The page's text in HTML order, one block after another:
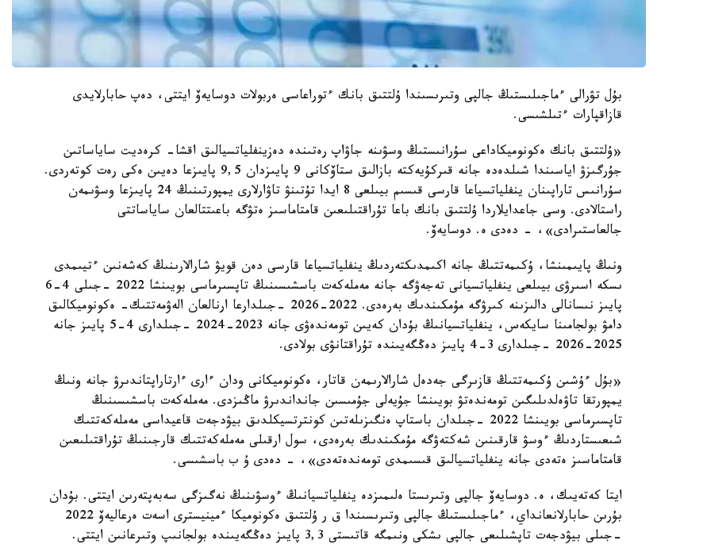
بۇل تۋرالى ءماجىلىستىڭ جالپى وتىرىسىندا ۇلتتىق بانك ءتوراعاسى ەربولات دوسايەۆ ايتتى، دەپ حابارلايدى
قازاقپارات ءتىلشىسى.
«ۇلتتىق بانك ەكونوميكاداعى سۇرانىستىڭ وسۋىنە جاۋاپ رەتىندە دەزينفلياتسيالىق اقشا- كرەديت ساياساتىن
جۇرگىزۋ اياسىندا شىلدەدە جانە قىركۇيەكتە بازالىق ستاۆكانى 9 پايىزدان 9,5 پايىزعا دەيىن ەكى رەت كوتەردى.
سۇرانىس تاراپىنان ينفلياتسياعا قارسى قىسىم بيىلعى 8 ايدا تۇتىنۋ تاۋارلارى يمپورتىنىڭ 24 پايىزعا وسۋىمەن
راستالادى. وسى جاعدايلاردا ۇلتتىق بانك باعا تۇراقتىلىعىن قامتاماسىز ەتۋگە باعىتتالعان ساياساتتى
جالعاستىرادى»، - دەدى ە. دوسايەۆ.
ونىڭ پايىمىنشا، ۇكىمەتتىڭ جانە اكىمدىكتەردىڭ ينفلياتسياعا قارسى دەن قويۋ شارالارىنىڭ كەشەنىن ءتيىمدى
ىسكە اسىرۋى بيىلعى ينفلياتسيانى تەجەۋگە جانە مەملەكەت باسشىسىنىڭ تاپسىرماسى بويىنشا 2022 -جىلى 4-6
پايىز نىسانالى دالىزىنە كىرۋگە مۇمكىندىك بەرەدى. 2022-2026 -جىلدارعا ارنالعان الەۋمەتتىك- ەكونوميكالىق
دامۋ بولجامىنا سايكەس، ينفلياتسيانىڭ بۇدان كەيىن تومەندەۋى جانە 2023-2024 -جىلدارى 4-5 پايىز جانە
2025-2026 -جىلدارى 3-4 پايىز دەڭگەيىندە تۇراقتانۋى بولادى.
«بۇل ءۇشىن ۇكىمەتتىڭ قازىرگى جەدەل شارالارىمەن قاتار، ەكونوميكانى ودان ءارى ءارتاراپتاندىرۋ جانە ونىڭ
يمپورتقا تاۋەلدىلىگىن تومەندەتۋ بويىنشا جۇيەلى جۇمىسىن جانداندىرۋ ماڭىزدى. مەملەكەت باسشىسىنىڭ
تاپسىرماسى بويىنشا 2022 -جىلدان باستاپ ەنگىزىلەتىن كونترتسيكلدىق بيۋدجەت قاعيداسى مەملەكەتتىك
شىعىستاردىڭ ءوسۋ قارقىنىن شەكتەۋگە مۇمكىندىك بەرەدى، سول ارقىلى مەملەكەتتىك قارجىنىڭ تۇراقتىلىعىن
قامتاماسىز ەتەدى جانە ينفلياتسيالىق قىسىمدى تومەندەتەدى»، - دەدى ۇ ب باسشىسى.
ايتا كەتەيىك، ە. دوسايەۆ جالپى وتىرىستا ەلىمىزدە ينفلياتسيانىڭ ءوسۋىنىڭ نەگىزگى سەبەپتەرىن ايتتى. بۇدان
بۇرىن حابارلانعانداي، ءماجىلىستىڭ جالپى وتىرىسىندا ق ر ۇلتتىق ەكونوميكا ءمينيسترى اسەت ەرعاليەۆ 2022
-جىلى بيۋدجەت تاپشىلىعى جالپى ىشكى ونىمگە قاتىستى 3,3 پايىز دەڭگەيىندە بولجانىپ وتىرعانىن ايتتى.